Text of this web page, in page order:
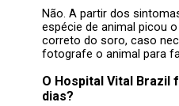
Não. A partir dos
espécie de animal picou
correto do soro, caso
fotografe o animal para
O Hospital Vital Brazil
dias?